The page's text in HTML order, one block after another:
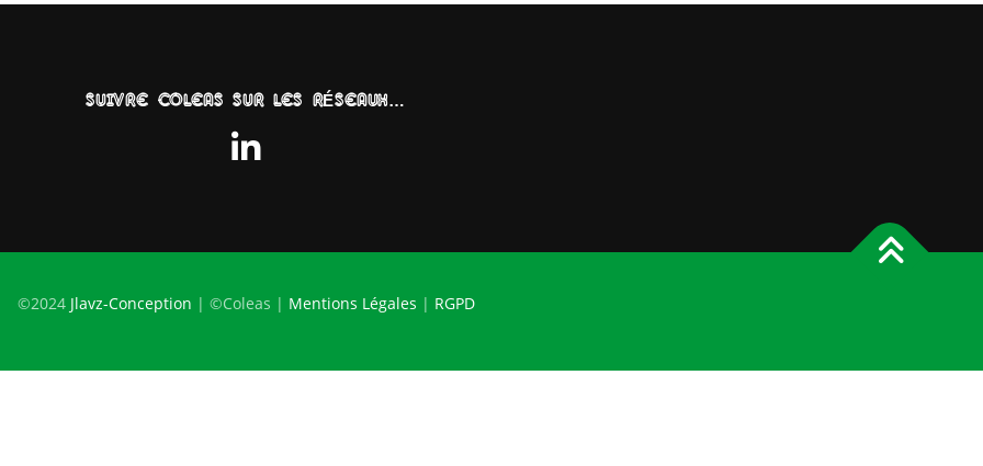
SUIVRE COLEAS SUR LES RÉSEAUX…
©2024 Jlavz-Conception | ©Coleas | Mentions Légales | RGPD